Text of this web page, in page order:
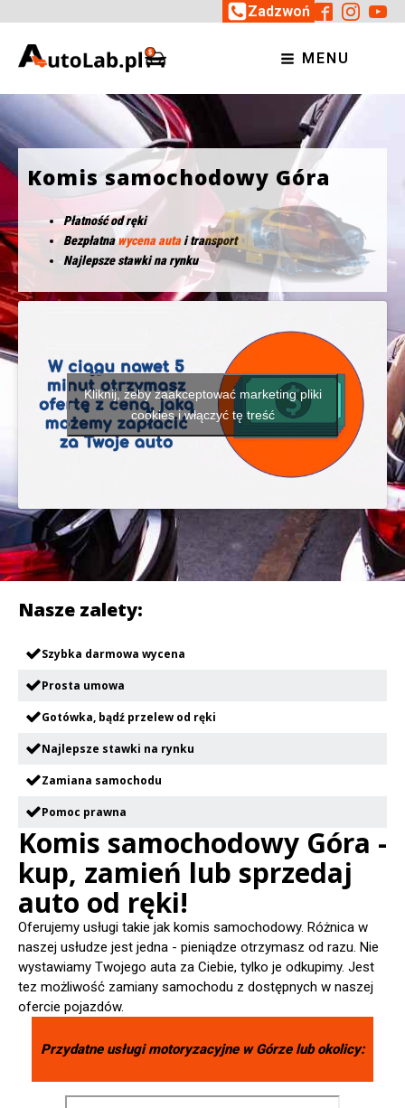
Zadzwoń
MENU
Komis samochodowy Góra
Płatność od ręki
Bezpłatnawycena autai transport
Najlepsze stawki na rynku
Kliknij, żeby zaakceptować marketing pliki
cookies i włączyć tę treść
Nasze zalety:
Szybka darmowa wycena
Prosta umowa
Gotówka, bądź przelew od ręki
Najlepsze stawki na rynku
Zamiana samochodu
Pomoc prawna
Komis samochodowy Góra -
kup, zamień lub sprzedaj
auto od ręki!
Oferujemy usługi takie jak komis samochodowy. Różnica w
naszej usłudze jest jedna - pieniądze otrzymasz od razu. Nie
wystawiamy Twojego auta za Ciebie, tylko je odkupimy. Jest
tez możliwość zamiany samochodu z dostępnych w naszej
ofercie pojazdów.
Przydatne usługi motoryzacyjne wGórzelub okolicy: